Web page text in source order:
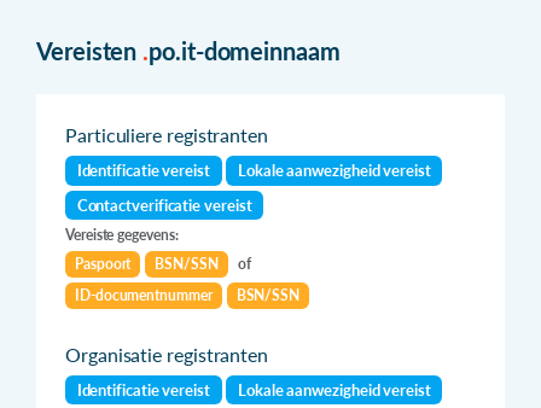
Vereisten .po.it-domeinnaam
Particuliere registranten
Identificatie vereist
Lokale aanwezigheid vereist
Contactverificatie vereist
Vereiste gegevens:
Paspoort
BSN/SSN
of
ID-documentnummer
BSN/SSN
Organisatie registranten
Identificatie vereist Lokale aanwezigheid vereist